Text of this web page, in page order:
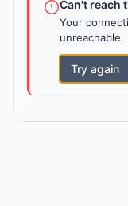
Can't reach
Your
Try again